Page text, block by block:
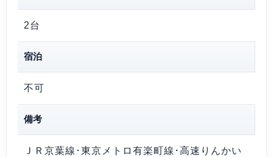
2台
宿泊
不可
備考
ＪＲ京葉線･東京メトロ有楽町線･高速りんかい